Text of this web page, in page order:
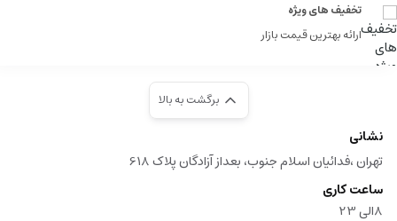
تخفیف های ویژه
ارائه بهترین قیمت بازار
برگشت به بالا
نشانی
تهران ،فدائیان اسلام جنوب، بعداز آزادگان پلاک 618
ساعت کاری
8الی 23